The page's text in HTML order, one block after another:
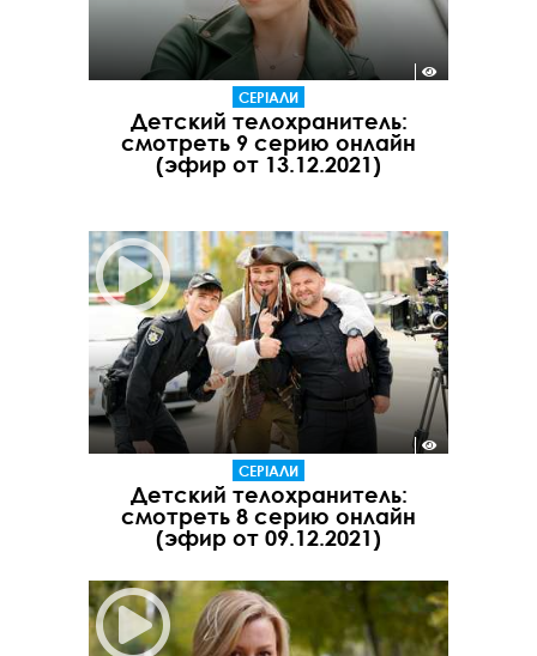
СЕРІАЛИ
Детский телохранитель:
смотреть 9 серию онлайн
(эфир от 13.12.2021)
СЕРІАЛИ
Детский телохранитель:
смотреть 8 серию онлайн
(эфир от 09.12.2021)